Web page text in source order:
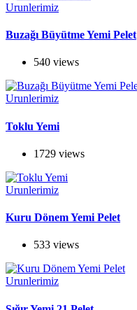
Urunlerimiz
Buzağı Büyütme Yemi Pelet
540 views
Urunlerimiz
Toklu Yemi
1729 views
Urunlerimiz
Kuru Dönem Yemi Pelet
533 views
Urunlerimiz